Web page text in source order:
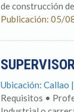
de construcción
Publicación: 05/
Ubicación: Callao
Requisitos •